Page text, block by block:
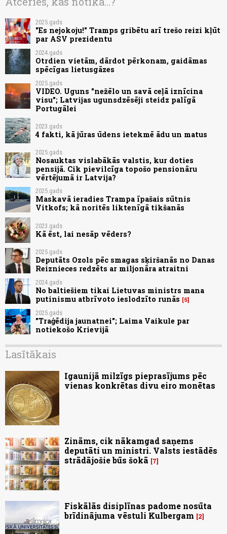
2025.gads
"Es nejokoju!" Tramps gribētu arī trešo reizi kļūt
par ASV prezidentu
2024.gads
Otrdien vietām, dārdot pērkonam, gaidāmas
spēcīgas lietusgāzes
2025.gads
VIDEO. Uguns "nežēlo un savā ceļā iznīcina
visu"; Latvijas ugunsdzēsēji steidz palīgā
Portugālei
2023.gads
4 fakti, kā jūras ūdens ietekmē ādu un matus
2025.gads
Nosauktas vislabākās valstis, kur doties
pensijā. Cik pievilcīga topošo pensionāru
vērtējumā ir Latvija?
2025.gads
Maskavā ieradies Trampa īpašais sūtnis
Vitkofs; kā noritēs liktenīgā tikšanās
2023.gads
Kā ēst, lai nesāp vēders?
2025.gads
Deputāts Ozols pēc smagas sķiršanās no Danas
Reiznieces redzēts ar miljonāra atraitni
2024.gads
No baltiešiem tikai Lietuvas ministrs mana
putinismu atbrīvoto ieslodzīto runās
5
2025.gads
"Traģēdija jaunatnei"; Laima Vaikule par
notiekošo Krievijā
Lasītākais
Igaunijā milzīgs pieprasījums pēc
vienas konkrētas divu eiro monētas
Zināms, cik nākamgad saņems
deputāti un ministri. Valsts iestādēs
strādājošie būs šokā
7
Fiskālās disiplīnas padome nosūta
brīdinājuma vēstuli Kulbergam
2